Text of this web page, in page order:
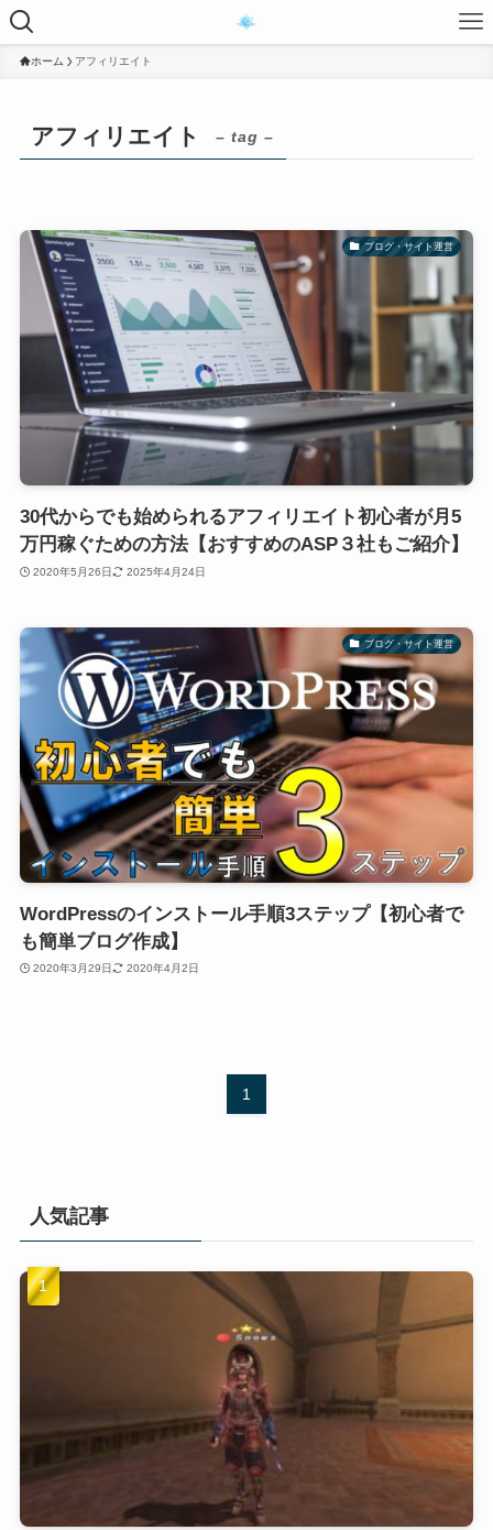
ホーム アフィリエイト
アフィリエイト – tag –
ブログ・サイト運営
30代からでも始められるアフィリエイト初心者が月5
万円稼ぐための方法【おすすめのASP３社もご紹介】
2020年5月26日 2025年4月24日
ブログ・サイト運営
WordPressのインストール手順3ステップ【初心者で
も簡単ブログ作成】
2020年3月29日 2020年4月2日
1
人気記事